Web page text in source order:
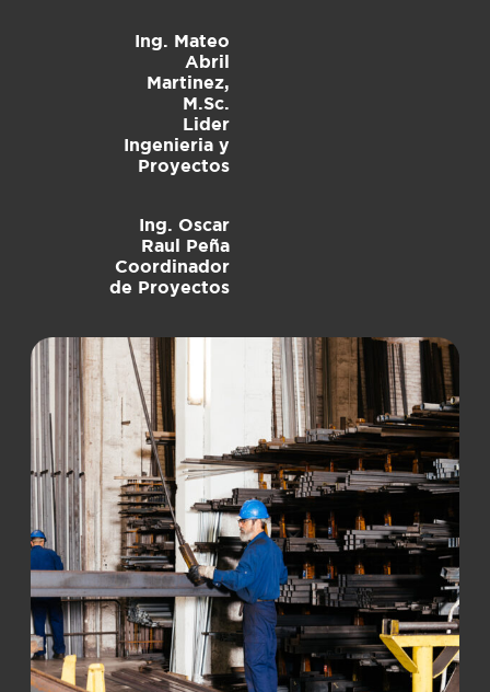
Ing. Mateo
Abril
Martinez,
M.Sc.
Lider
Ingenieria y
Proyectos
Ing. Oscar
Raul Peña
Coordinador
de Proyectos